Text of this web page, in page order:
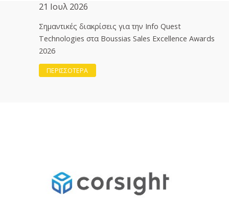
21 Ιουλ 2026
Σημαντικές διακρίσεις για την Info Quest
Technologies στα Boussias Sales Excellence Awards
2026
ΠΕΡΙΣΣΟΤΕΡΑ